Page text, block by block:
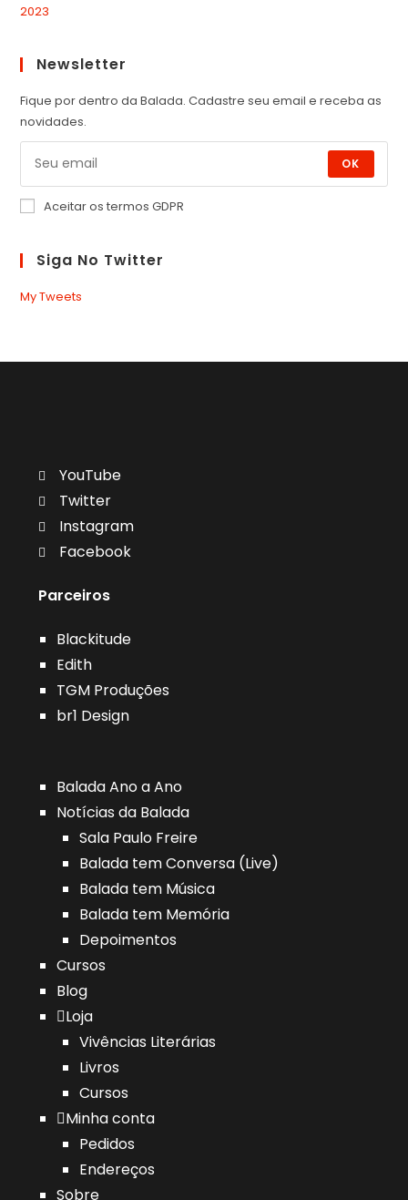
Newsletter
Fique por dentro da Balada. Cadastre seu email e receba as
novidades.
OK
Aceitar os termos GDPR
Siga No Twitter
My Tweets
YouTube
Twitter
Instagram
Facebook
Parceiros
Blackitude
Edith
TGM Produções
br1 Design
Balada Ano a Ano
Notícias da Balada
Sala Paulo Freire
Balada tem Conversa (Live)
Balada tem Música
Balada tem Memória
Depoimentos
Cursos
Blog
Loja
Vivências Literárias
Livros
Cursos
Minha conta
Pedidos
Endereços
Sobre